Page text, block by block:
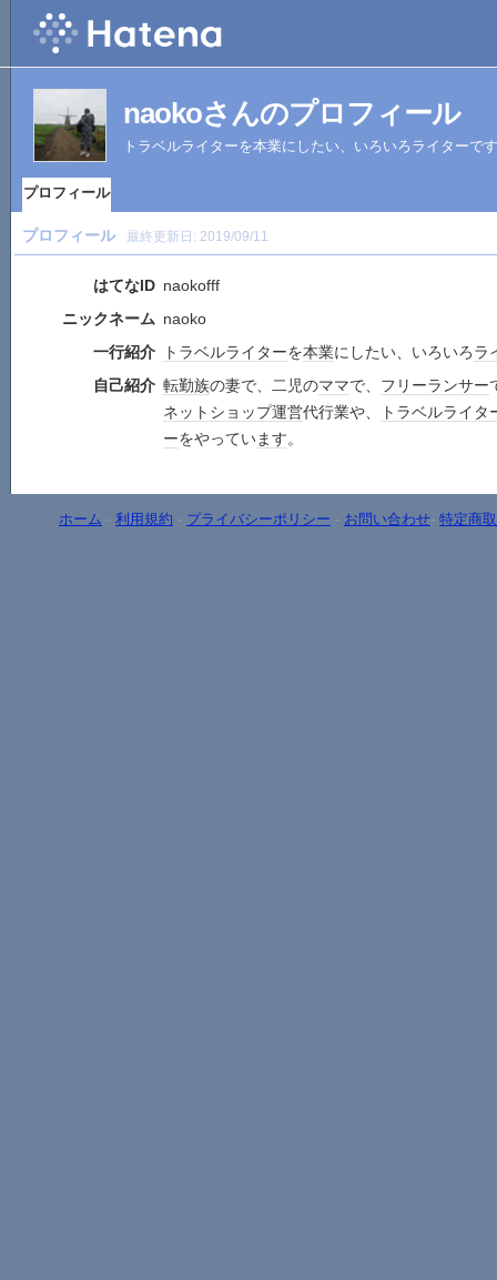
naokoさんのプロフィール
トラベルライターを本業にしたい、いろいろライターで
プロフィール
プロフィール 最終更新日: 2019/09/11
はてなID naokofff
ニックネーム naoko
一行紹介
トラベルライターを本業にしたい、いろいろラ
自己紹介 転勤族の妻で、二児のママで、 フリーランサー
ネットショップ運営代行業や、 トラベルライタ
ーをやっています。
ホーム - 利用規約 - プライバシーポリシー - お問い合わせ- 特定商